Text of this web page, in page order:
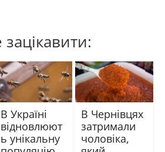
В Україні
відновлюют
ь унікальну
В Чернівцях
затримали
чоловіка,